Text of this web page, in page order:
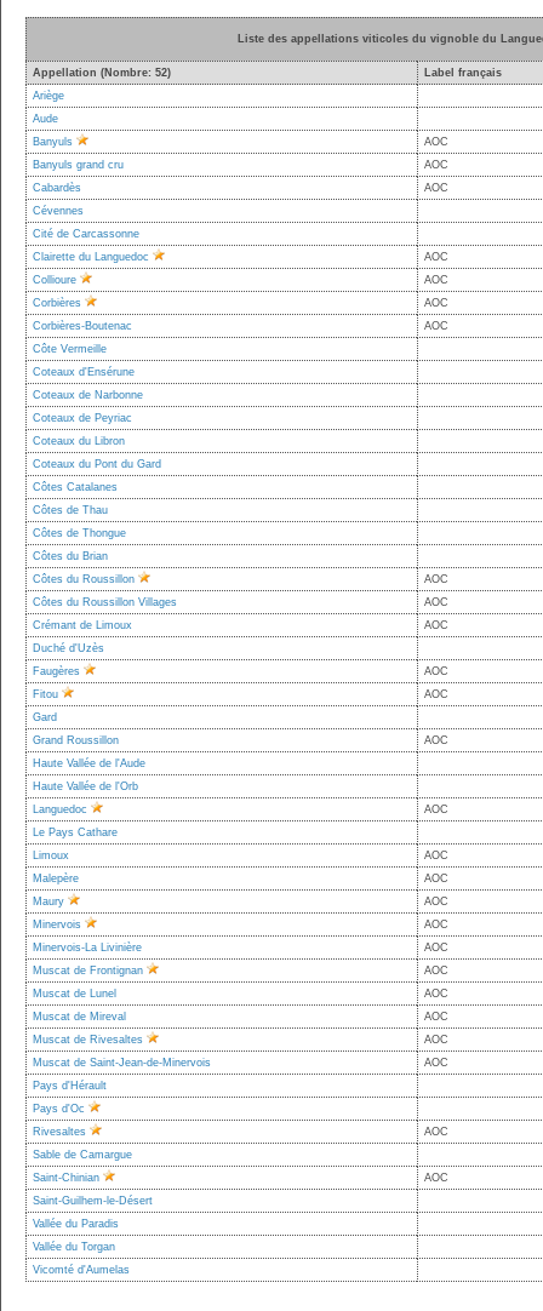
Liste des appellations viticoles du vignoble du
Appellation (Nombre: 52)
Label français
Ariège
Aude
Banyuls
AOC
Banyuls grand cru
AOC
Cabardès
AOC
Cévennes
Cité de Carcassonne
Clairette du Languedoc
AOC
Collioure
AOC
Corbières
AOC
Corbières-Boutenac
AOC
Côte Vermeille
Coteaux d'Ensérune
Coteaux de Narbonne
Coteaux de Peyriac
Coteaux du Libron
Coteaux du Pont du Gard
Côtes Catalanes
Côtes de Thau
Côtes de Thongue
Côtes du Brian
Côtes du Roussillon
AOC
Côtes du Roussillon Villages
AOC
Crémant de Limoux
AOC
Duché d'Uzès
Faugères
AOC
Fitou
AOC
Gard
Grand Roussillon
AOC
Haute Vallée de l'Aude
Haute Vallée de l'Orb
Languedoc
AOC
Le Pays Cathare
Limoux
AOC
Malepère
AOC
Maury
AOC
Minervois
AOC
Minervois-La Livinière
AOC
Muscat de Frontignan
AOC
Muscat de Lunel
AOC
Muscat de Mireval
AOC
Muscat de Rivesaltes
AOC
Muscat de Saint-Jean-de-Minervois
AOC
Pays d'Hérault
Pays d'Oc
Rivesaltes
AOC
Sable de Camargue
Saint-Chinian
AOC
Saint-Guilhem-le-Désert
Vallée du Paradis
Vallée du Torgan
Vicomté d'Aumelas